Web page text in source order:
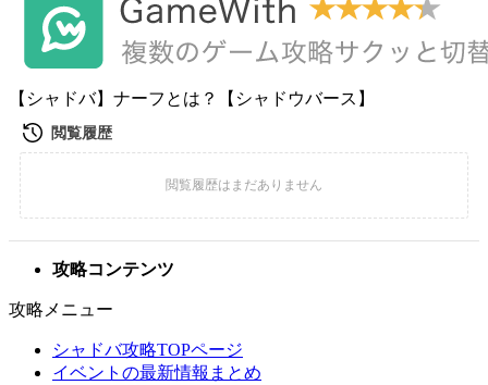
【シャドバ】ナーフとは？【シャドウバース】
攻略コンテンツ
攻略メニュー
シャドバ攻略TOPページ
イベントの最新情報まとめ